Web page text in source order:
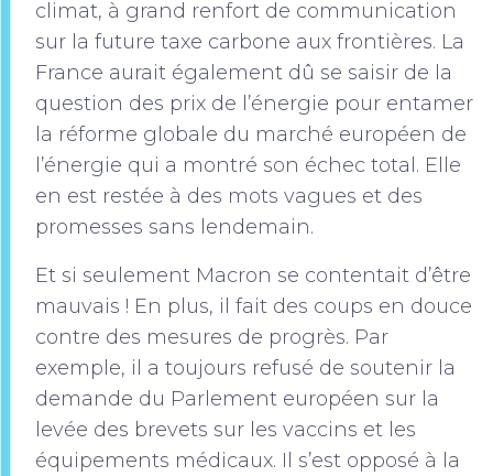
climat, à grand renfort de communication
sur la future taxe carbone aux frontières. La
France aurait également dû se saisir de la
question des prix de l’énergie pour entamer
la réforme globale du marché européen de
l’énergie qui a montré son échec total. Elle
en est restée à des mots vagues et des
promesses sans lendemain.
Et si seulement Macron se contentait d’être
mauvais ! En plus, il fait des coups en douce
contre des mesures de progrès. Par
exemple, il a toujours refusé de soutenir la
demande du Parlement européen sur la
levée des brevets sur les vaccins et les
équipements médicaux. Il s’est opposé à la